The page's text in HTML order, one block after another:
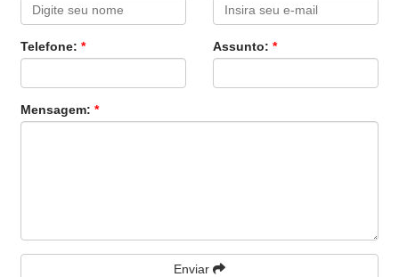
Telefone:* Assunto: *
Mensagem:*
Enviar